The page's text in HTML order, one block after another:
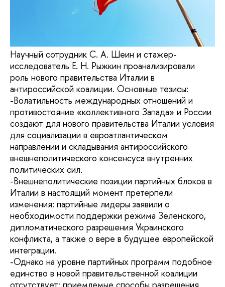
Научный сотрудник С. А. Шеин и стажер-
исследователь Е. Н. Рыжкин проанализировали
роль нового правительства Италии в
антироссийской коалиции. Основные тезисы:
-Волатильность международных отношений и
противостояние «коллективного Запада» и России
создают для нового правительства Италии условия
для социализации в евроатлантическом
направлении и складывания антироссийского
внешнеполитического консенсуса внутренних
политических сил.
-Внешнеполитические позиции партийных блоков в
Италии в настоящий момент претерпели
изменения: партийные лидеры заявили о
необходимости поддержки режима Зеленского,
дипломатического разрешения Украинского
конфликта, а также о вере в будущее европейской
интеграции.
-Однако на уровне партийных программ подобное
единство в новой правительственной коалиции